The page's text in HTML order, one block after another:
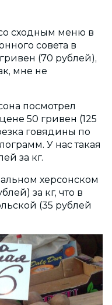
сходным меню в
совета в
(70 рублей),
мне не
посмотрел
50 гривен (125
говядины по
У нас такая
за кг.
херсонском
за кг, что в
(35 рублей